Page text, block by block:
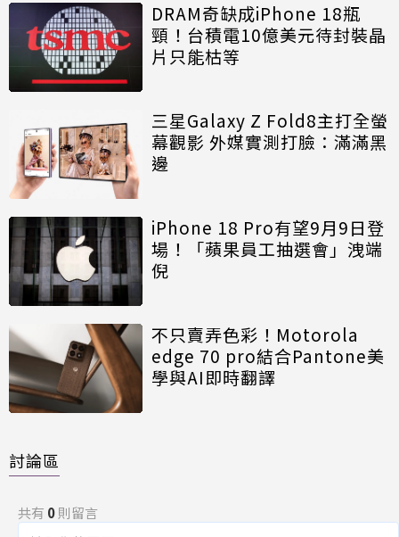
DRAM奇缺成iPhone 18瓶
頸！台積電10億美元待封裝晶
片只能枯等
三星Galaxy Z Fold8主打全螢
幕觀影 外媒實測打臉：滿滿黑
邊
iPhone 18 Pro有望9月9日登
場！「蘋果員工抽選會」洩端
倪
不只賣弄色彩！Motorola
edge 70 pro結合Pantone美
學與AI即時翻譯
討論區
共有 0則留言